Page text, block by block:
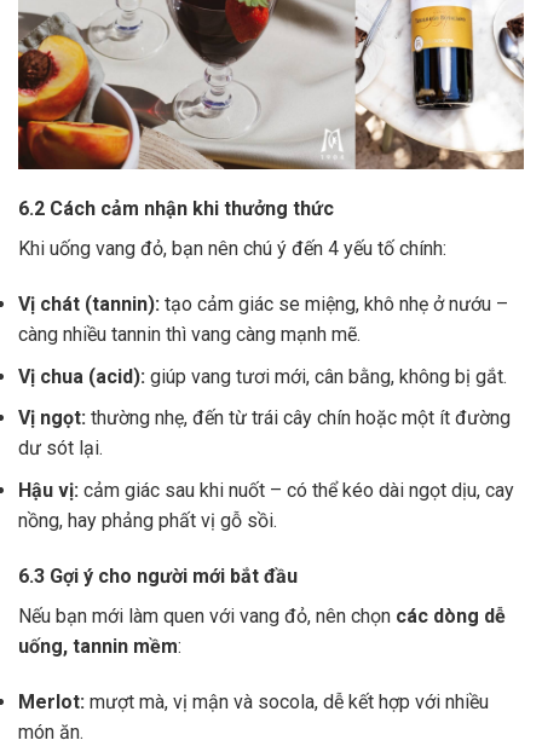
6.2 Cách cảm nhận khi thưởng thức
Khi uống vang đỏ, bạn nên chú ý đến 4 yếu tố chính:
Vị chát (tannin): tạo cảm giác se miệng, khô nhẹ ở nướu –
càng nhiều tannin thì vang càng mạnh mẽ.
Vị chua (acid): giúp vang tươi mới, cân bằng, không bị gắt.
Vị ngọt: thường nhẹ, đến từ trái cây chín hoặc một ít đường
dư sót lại.
Hậu vị: cảm giác sau khi nuốt – có thể kéo dài ngọt dịu, cay
nồng, hay phảng phất vị gỗ sồi.
6.3 Gợi ý cho người mới bắt đầu
Nếu bạn mới làm quen với vang đỏ, nên chọn các dòng dễ
uống, tannin mềm:
Merlot: mượt mà, vị mận và socola, dễ kết hợp với nhiều
món ăn.